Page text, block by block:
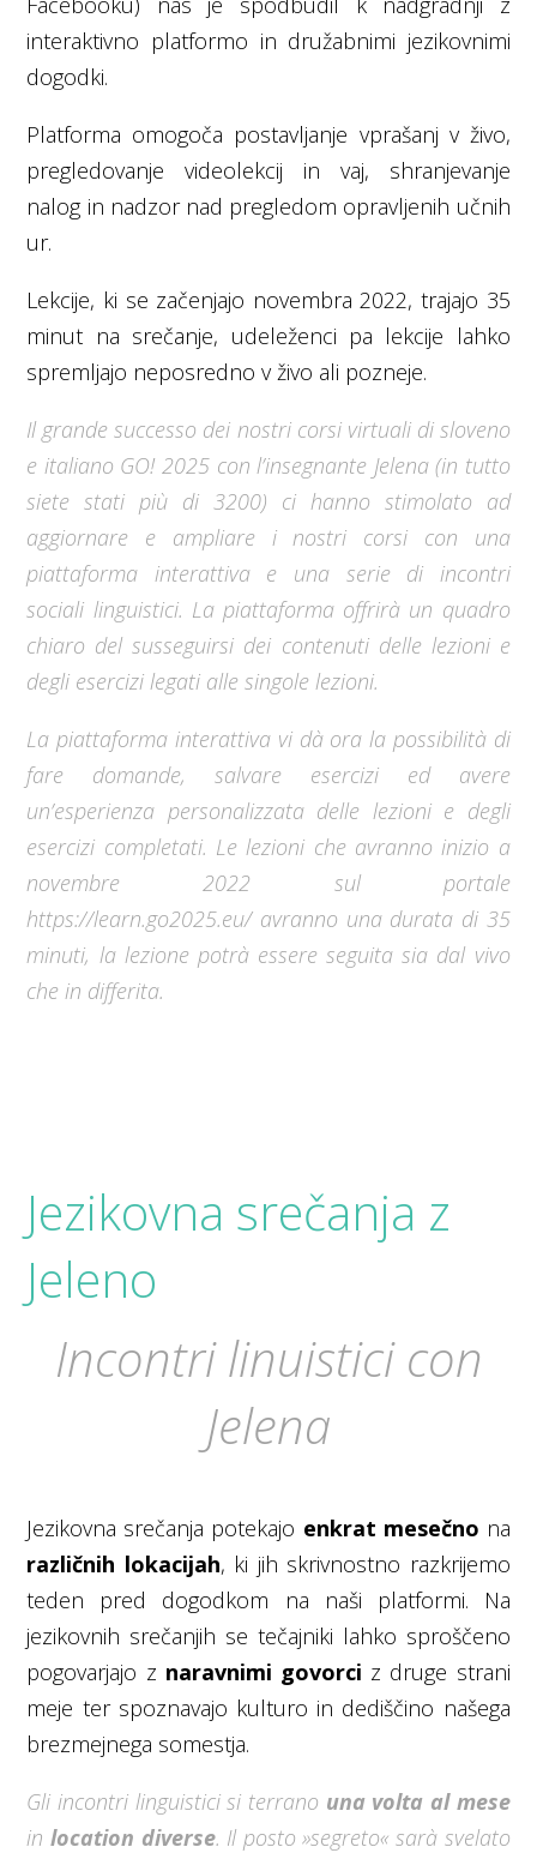
interaktivno platformo in družabnimi jezikovnimi
dogodki.
Platforma omogoča postavljanje vprašanj v živo,
pregledovanje videolekcij in vaj, shranjevanje
nalog in nadzor nad pregledom opravljenih učnih
ur.
Lekcije, ki se začenjajo novembra 2022, trajajo 35
minut na srečanje, udeleženci pa lekcije lahko
spremljajo neposredno v živo ali pozneje.
Il grande successo dei nostri corsi virtuali di sloveno
e italiano GO! 2025 con l’insegnante Jelena (in tutto
siete stati più di 3200) ci hanno stimolato ad
aggiornare e ampliare i nostri corsi con una
piattaforma interattiva e una serie di incontri
sociali linguistici. La piattaforma offrirà un quadro
chiaro del susseguirsi dei contenuti delle lezioni e
degli esercizi legati alle singole lezioni.
La piattaforma interattiva vi dà ora la possibilità di
fare domande, salvare esercizi ed avere
un’esperienza personalizzata delle lezioni e degli
esercizi completati. Le lezioni che avranno inizio a
novembre 2022 sul portale
https://learn.go2025.eu/ avranno una durata di 35
minuti, la lezione potrà essere seguita sia dal vivo
che in differita.
Jezikovna srečanja z
Jeleno
Incontri linuistici con
Jelena
Jezikovna srečanja potekajo enkrat mesečno na
različnih lokacijah, ki jih skrivnostno razkrijemo
teden pred dogodkom na naši platformi. Na
jezikovnih srečanjih se tečajniki lahko sproščeno
pogovarjajo z naravnimi govorci z druge strani
meje ter spoznavajo kulturo in dediščino našega
brezmejnega somestja.
Gli incontri linguistici si terrano una volta al mese
inlocation diverse. Il posto »segreto« sarà svelato